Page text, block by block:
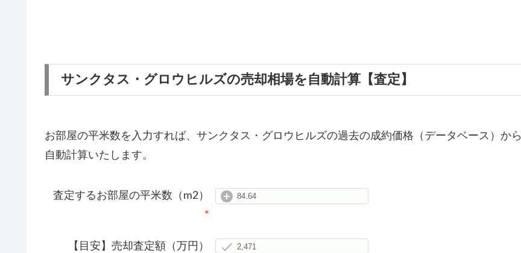
サンクタス・グロウヒルズの売却相場を自動計算【査定】
お部屋の平米数を入力すれば、サンクタス・グロウヒルズの過去の成約価格（データベース）から
自動計算いたします。
査定するお部屋の平米数（m2）
*
【目安】売却査定額（万円）